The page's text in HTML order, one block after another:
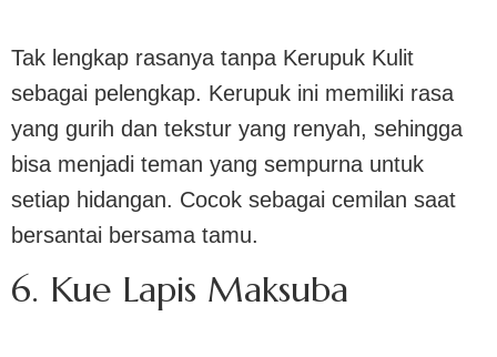
Tak lengkap rasanya tanpa Kerupuk Kulit
sebagai pelengkap. Kerupuk ini memiliki rasa
yang gurih dan tekstur yang renyah, sehingga
bisa menjadi teman yang sempurna untuk
setiap hidangan. Cocok sebagai cemilan saat
bersantai bersama tamu.
6. Kue Lapis Maksuba